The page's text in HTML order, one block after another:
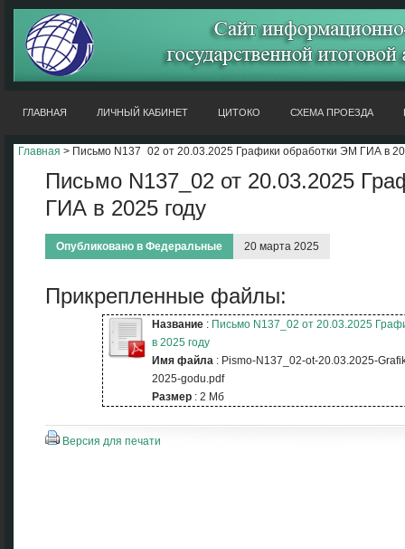
ГЛАВНАЯ ЛИЧНЫЙ КАБИНЕТ ЦИТОКО СХЕМА ПРОЕЗДА
Главная > Письмо N137_02 от 20.03.2025 Графики обработки ЭМ ГИА в
Письмо N137_02 от 20.03.2025
ГИА в 2025 году
Опубликовано в Федеральные 20 марта 2025
Прикрепленные файлы:
Название : Письмо N137_02 от 20.03.2025
в 2025 году
Имя файла : Pismo-N137_02-ot-20.03.2025-
2025-godu.pdf
Размер : 2 Мб
Версия для печати